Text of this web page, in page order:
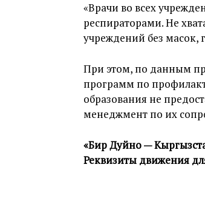
«Врачи во всех
респираторами. Не
учреждений без масок,
При этом, по данным
программ по
образования не
менеджмент по их
«Бир Дуйно —
Реквизиты движения